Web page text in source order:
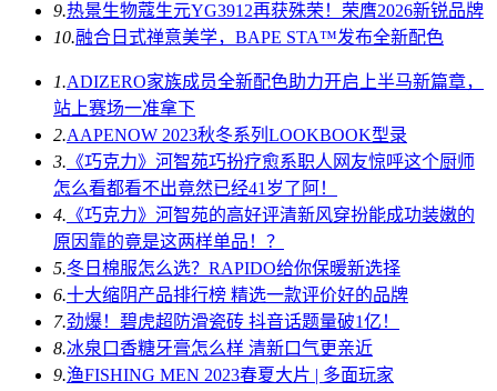
9.热景生物蔻生元YG3912再获殊荣！荣膺2026新锐品牌
10.融合日式禅意美学，BAPE STA™发布全新配色
1.ADIZERO家族成员全新配色助力开启上半马新篇章，
站上赛场一准拿下
2.AAPENOW 2023秋冬系列LOOKBOOK型录
3. 《巧克力》河智苑巧扮疗愈系职人网友惊呼这个厨师
怎么看都看不出竟然已经41岁了阿！
4. 《巧克力》河智苑的高好评清新风穿扮能成功装嫩的
原因靠的竟是这两样单品！？
5.冬日棉服怎么选？RAPIDO给你保暖新选择
6.十大缩阴产品排行榜 精选一款评价好的品牌
7.劲爆！碧虎超防滑瓷砖 抖音话题量破1亿！
8.冰泉口香糖牙膏怎么样 清新口气更亲近
9.渔FISHING MEN 2023春夏大片 | 多面玩家